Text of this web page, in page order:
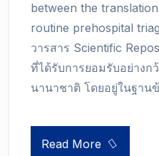
between the
routine prehospital
วารสาร Scientific
ที่ได้รับการยอมรับอย่างก
นานาชาติ โดยอยู่ในฐาน
Read More